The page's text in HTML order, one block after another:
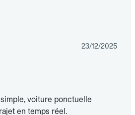
23/12/2025
voiture ponctuelle
en temps réel.